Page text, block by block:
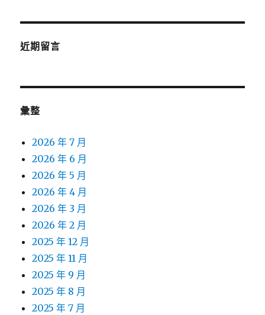
近期留言
彙整
2026 年 7 月
2026 年 6 月
2026 年 5 月
2026 年 4 月
2026 年 3 月
2026 年 2 月
2025 年 12 月
2025 年 11 月
2025 年 9 月
2025 年 8 月
2025 年 7 月